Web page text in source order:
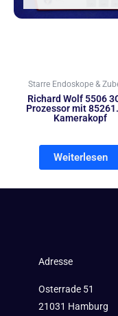
Starre Endoskope &
Richard Wolf 5506
Prozessor mit
Kamerakopf
Weiterlesen
Adresse
Osterrade 51
21031 Hamburg